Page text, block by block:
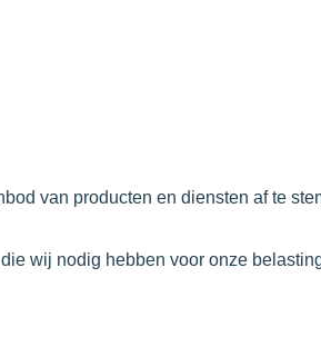
van producten en diensten af te
wij nodig hebben voor onze